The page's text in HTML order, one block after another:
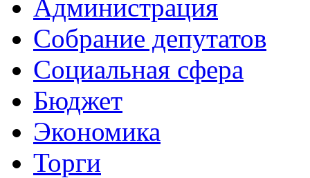
Администрация
Собрание депутатов
Социальная сфера
Бюджет
Экономика
Торги